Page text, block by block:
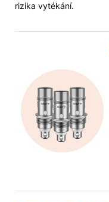
rizika vytékání.